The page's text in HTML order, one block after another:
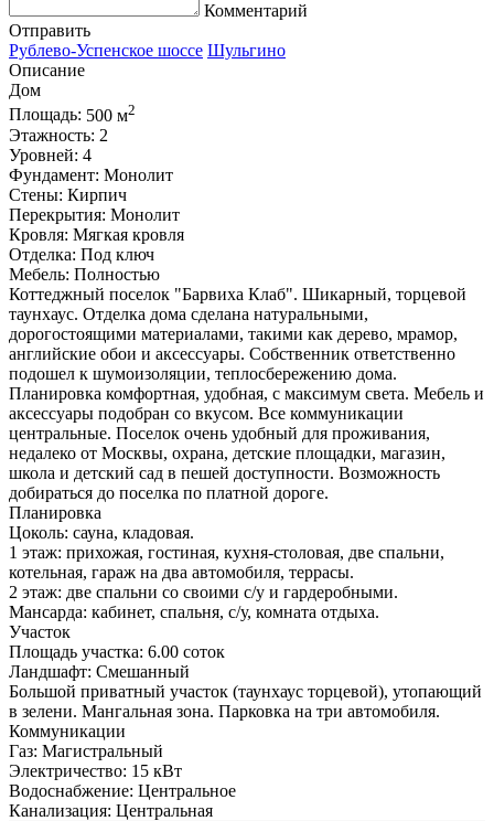
Комментарий
Отправить
Рублево-Успенское шоссе Шульгино
Описание
Дом
Площадь: 500 м2
Этажность: 2
Уровней: 4
Фундамент: Монолит
Стены: Кирпич
Перекрытия: Монолит
Кровля: Мягкая кровля
Отделка: Под ключ
Мебель: Полностью
Коттеджный поселок "Барвиха Клаб". Шикарный, торцевой
таунхаус. Отделка дома сделана натуральными,
дорогостоящими материалами, такими как дерево, мрамор,
английские обои и аксессуары. Собственник ответственно
подошел к шумоизоляции, теплосбережению дома.
Планировка комфортная, удобная, с максимум света. Мебель и
аксессуары подобран со вкусом. Все коммуникации
центральные. Поселок очень удобный для проживания,
недалеко от Москвы, охрана, детские площадки, магазин,
школа и детский сад в пешей доступности. Возможность
добираться до поселка по платной дороге.
Планировка
Цоколь: сауна, кладовая.
1 этаж: прихожая, гостиная, кухня-столовая, две спальни,
котельная, гараж на два автомобиля, террасы.
2 этаж: две спальни со своими с/у и гардеробными.
Мансарда: кабинет, спальня, с/у, комната отдыха.
Участок
Площадь участка: 6.00 соток
Ландшафт: Смешанный
Большой приватный участок (таунхаус торцевой), утопающий
в зелени. Мангальная зона. Парковка на три автомобиля.
Коммуникации
Газ: Магистральный
Электричество: 15 кВт
Водоснабжение: Центральное
Канализация: Центральная